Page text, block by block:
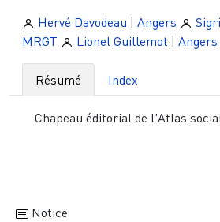
Hervé Davodeau | Angers
MRGT
Lionel Guillemot | Angers
Résumé Index
Chapeau éditorial de l'Atlas social
Notice